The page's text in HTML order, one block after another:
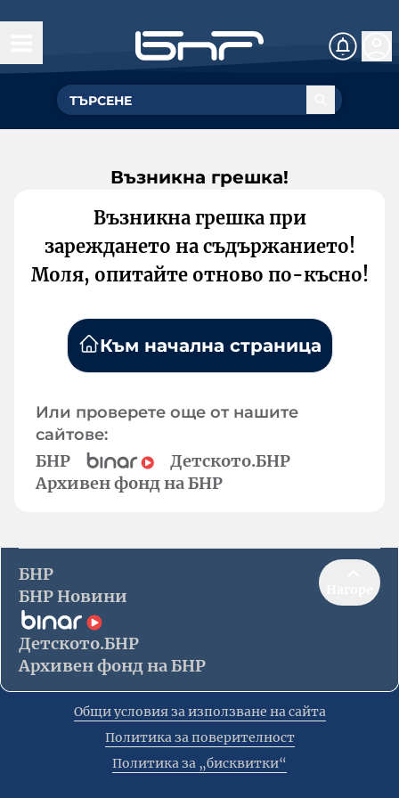
Възникна грешка!
Възникна грешка при
зареждането на съдържанието!
Моля, опитайте отново по-късно!
Към начална страница
Или проверете още от нашите
сайтове:
БНР
Детското.БНР
Архивен фонд на БНР
БНР
БНР Новини
Детското.БНР
Архивен фонд на БНР
Общи условия за използване на сайта
Политика за поверителност
Политика за „бисквитки“